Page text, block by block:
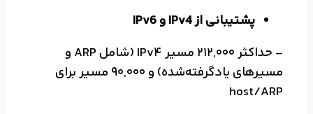
پشتیبانی از IPv4 و IPv6
– حداکثر 212,000 مسیر IPv4 (شامل ARP و
مسیرهای یادگرفته‌شده) و 90,000 مسیر برای
host/ARP